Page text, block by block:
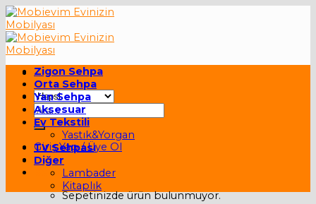
Skip
to
content
Ara:
Giriş Yap / Üye Ol
Sepet /0,00₺
Sepetinizde ürün bulunmuyor.
Zigon Sehpa
Orta Sehpa
Yan Sehpa
Aksesuar
Ev Tekstili
Yastık&Yorgan
TV Sehpası
Diğer
Lambader
Kitaplık